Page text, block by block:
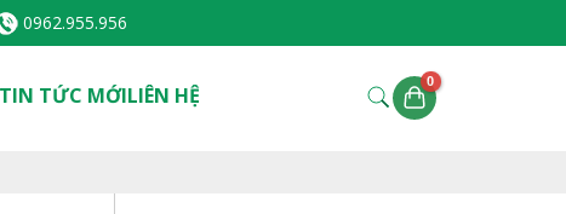
0962.955.956
TIN TỨC MỚILIÊN HỆ